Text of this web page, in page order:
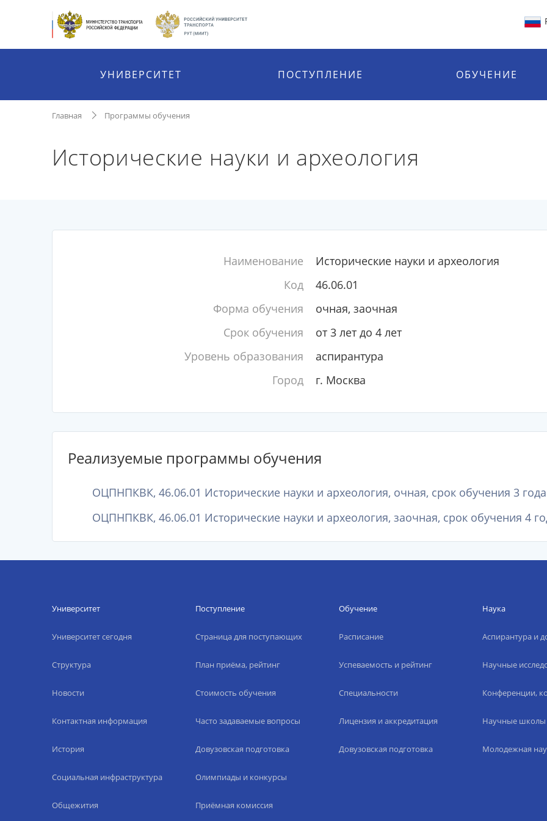
УНИВЕРСИТЕТ ПОСТУПЛЕНИЕ ОБУЧЕНИЕ
Главная Программы обучения
Исторические науки и археология
Наименование
Исторические науки и археология
Код
46.06.01
Форма обучения
очная, заочная
Срок обучения
от 3 лет до 4 лет
Уровень образования
аспирантура
Город
г. Москва
Реализуемые программы обучения
ОЦПНПКВК, 46.06.01 Исторические науки и археология, очная, срок обучения 3 года
ОЦПНПКВК, 46.06.01 Исторические науки и археология, заочная, срок обучения 4
Университет
Университет сегодня
Структура
Новости
Контактная информация
История
Социальная инфраструктура
Общежития
Поступление
Страница для поступающих
План приёма, рейтинг
Стоимость обучения
Часто задаваемые вопросы
Довузовская подготовка
Олимпиады и конкурсы
Приёмная комиссия
Обучение
Расписание
Успеваемость и рейтинг
Специальности
Лицензия и аккредитация
Довузовская подготовка
Наука
Аспирантура и
Научные
Конференции,
Научные школы
Молодежная